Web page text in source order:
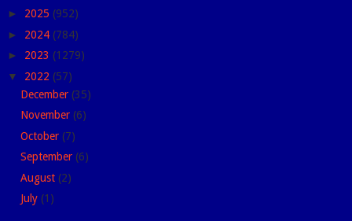
► 2025 (952)
► 2024 (784)
► 2023 (1279)
▼ 2022 (57)
December (35)
November (6)
October (7)
September (6)
August (2)
July (1)